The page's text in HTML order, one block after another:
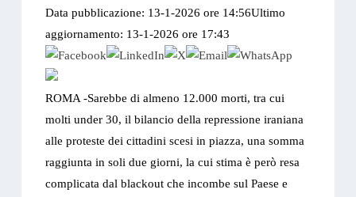
Data pubblicazione: 13-1-2026 ore 14:56Ultimo
aggiornamento: 13-1-2026 ore 17:43
ROMA -Sarebbe di almeno 12.000 morti, tra cui
molti under 30, il bilancio della repressione iraniana
alle proteste dei cittadini scesi in piazza, una somma
raggiunta in soli due giorni, la cui stima è però resa
complicata dal blackout che incombe sul Paese e